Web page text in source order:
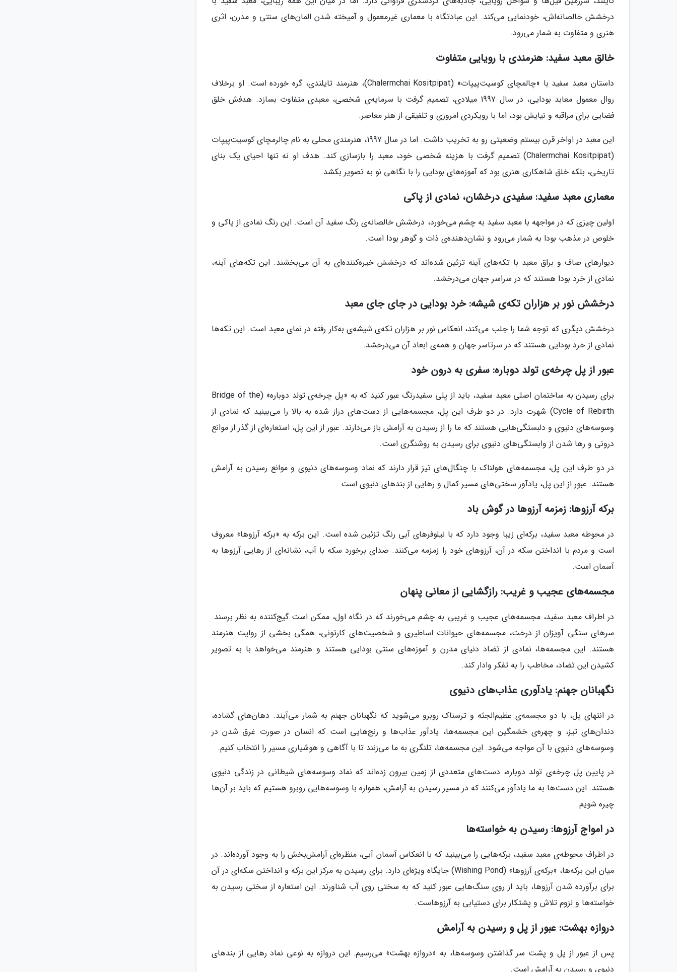
درخشش خالصانه‌اش، خودنمایی می‌کند. این عبادتگاه با معماری غیرمعمول و آمیخته شدن المان‌های سنتی و مدرن، اثری
هنری و متفاوت به شمار می‌رود.
خالق معبد سفید: هنرمندی با رویایی متفاوت
داستان معبد سفید با «چالمچای کوسیت‌پیپات» (Chalermchai Kositpipat)، هنرمند تایلندی، گره خورده است. او برخلاف
روال معمول معابد بودایی، در سال 1997 میلادی، تصمیم گرفت با سرمایه‌ی شخصی، معبدی متفاوت بسازد. هدفش خلق
فضایی برای مراقبه و نیایش بود، اما با رویکردی امروزی و تلفیقی از هنر معاصر.
این معبد در اواخر قرن بیستم وضعیتی رو به تخریب داشت. اما در سال 1997، هنرمندی محلی به نام چالرمچای کوسیت‌پیپات
(Chalermchai Kositpipat) تصمیم گرفت با هزینه شخصی خود، معبد را بازسازی کند. هدف او نه تنها احیای یک بنای
تاریخی، بلکه خلق شاهکاری هنری بود که آموزه‌های بودایی را با نگاهی نو به تصویر بکشد.
معماری معبد سفید: سفیدی درخشان، نمادی از پاکی
اولین چیزی که در مواجهه با معبد سفید به چشم می‌خورد، درخشش خالصانه‌ی رنگ سفید آن است. این رنگ نمادی از پاکی و
خلوص در مذهب بودا به شمار می‌رود و نشان‌دهنده‌ی ذات و گوهر بودا است.
دیوارهای صاف و براق معبد با تکه‌های آینه تزئین شده‌اند که درخشش خیره‌کننده‌ای به آن می‌بخشند. این تکه‌های آینه،
نمادی از خرد بودا هستند که در سراسر جهان می‌درخشد.
درخشش نور بر هزاران تکه‌ی شیشه: خرد بودایی در جای جای معبد
درخشش دیگری که توجه شما را جلب می‌کند، انعکاس نور بر هزاران تکه‌ی شیشه‌ی به‌کار رفته در نمای معبد است. این تکه‌ها
نمادی از خرد بودایی هستند که در سرتاسر جهان و همه‌ی ابعاد آن می‌درخشد.
عبور از پل چرخه‌ی تولد دوباره: سفری به درون خود
برای رسیدن به ساختمان اصلی معبد سفید، باید از پلی سفیدرنگ عبور کنید که به «پل چرخه‌ی تولد دوباره» (Bridge of the
Cycle of Rebirth) شهرت دارد. در دو طرف این پل، مجسمه‌هایی از دست‌های دراز شده به بالا را می‌بینید که نمادی از
وسوسه‌های دنیوی و دلبستگی‌هایی هستند که ما را از رسیدن به آرامش باز می‌دارند. عبور از این پل، استعاره‌ای از گذر از موانع
درونی و رها شدن از وابستگی‌های دنیوی برای رسیدن به روشنگری است.
در دو طرف این پل، مجسمه‌های هولناک با چنگال‌های تیز قرار دارند که نماد وسوسه‌های دنیوی و موانع رسیدن به آرامش
هستند. عبور از این پل، یادآور سختی‌های مسیر کمال و رهایی از بندهای دنیوی است.
برکه آرزوها: زمزمه آرزوها در گوش باد
در محوطه معبد سفید، برکه‌ای زیبا وجود دارد که با نیلوفرهای آبی رنگ تزئین شده است. این برکه به «برکه آرزوها» معروف
است و مردم با انداختن سکه در آن، آرزوهای خود را زمزمه می‌کنند. صدای برخورد سکه با آب، نشانه‌ای از رهایی آرزوها به
آسمان است.
مجسمه‌های عجیب و غریب: رازگشایی از معانی پنهان
در اطراف معبد سفید، مجسمه‌های عجیب و غریبی به چشم می‌خورند که در نگاه اول، ممکن است گیج‌کننده به نظر برسند.
سرهای سنگی آویزان از درخت، مجسمه‌های حیوانات اساطیری و شخصیت‌های کارتونی، همگی بخشی از روایت هنرمند
هستند. این مجسمه‌ها، نمادی از تضاد دنیای مدرن و آموزه‌های سنتی بودایی هستند و هنرمند می‌خواهد با به تصویر
کشیدن این تضاد، مخاطب را به تفکر وادار کند.
نگهبانان جهنم: یادآوری عذاب‌های دنیوی
در انتهای پل، با دو مجسمه‌ی عظیم‌الجثه و ترسناک روبرو می‌شوید که نگهبانان جهنم به شمار می‌آیند. دهان‌های گشاده،
دندان‌های تیز، و چهره‌ی خشمگین این مجسمه‌ها، یادآور عذاب‌ها و رنج‌هایی است که انسان در صورت غرق شدن در
وسوسه‌های دنیوی با آن مواجه می‌شود. این مجسمه‌ها، تلنگری به ما می‌زنند تا با آگاهی و هوشیاری مسیر را انتخاب کنیم.
در پایین پل چرخه‌ی تولد دوباره، دست‌های متعددی از زمین بیرون زده‌اند که نماد وسوسه‌های شیطانی در زندگی دنیوی
هستند. این دست‌ها به ما یادآور می‌کنند که در مسیر رسیدن به آرامش، همواره با وسوسه‌هایی روبرو هستیم که باید بر آن‌ها
چیره شویم.
در امواج آرزوها: رسیدن به خواسته‌ها
در اطراف محوطه‌ی معبد سفید، برکه‌هایی را می‌بینید که با انعکاس آسمان آبی، منظره‌ای آرامش‌بخش را به وجود آورده‌اند. در
میان این برکه‌ها، «برکه‌ی آرزوها» (Wishing Pond) جایگاه ویژه‌ای دارد. برای رسیدن به مرکز این برکه و انداختن سکه‌ای در آن
برای برآورده شدن آرزوها، باید از روی سنگ‌هایی عبور کنید که به سختی روی آب شناورند. این استعاره از سختی رسیدن به
خواسته‌ها و لزوم تلاش و پشتکار برای دستیابی به آرزوهاست.
دروازه بهشت: عبور از پل و رسیدن به آرامش
پس از عبور از پل و پشت سر گذاشتن وسوسه‌ها، به «دروازه بهشت» می‌رسیم. این دروازه به نوعی نماد رهایی از بندهای
دنیوی و رسیدن به آرامش است.